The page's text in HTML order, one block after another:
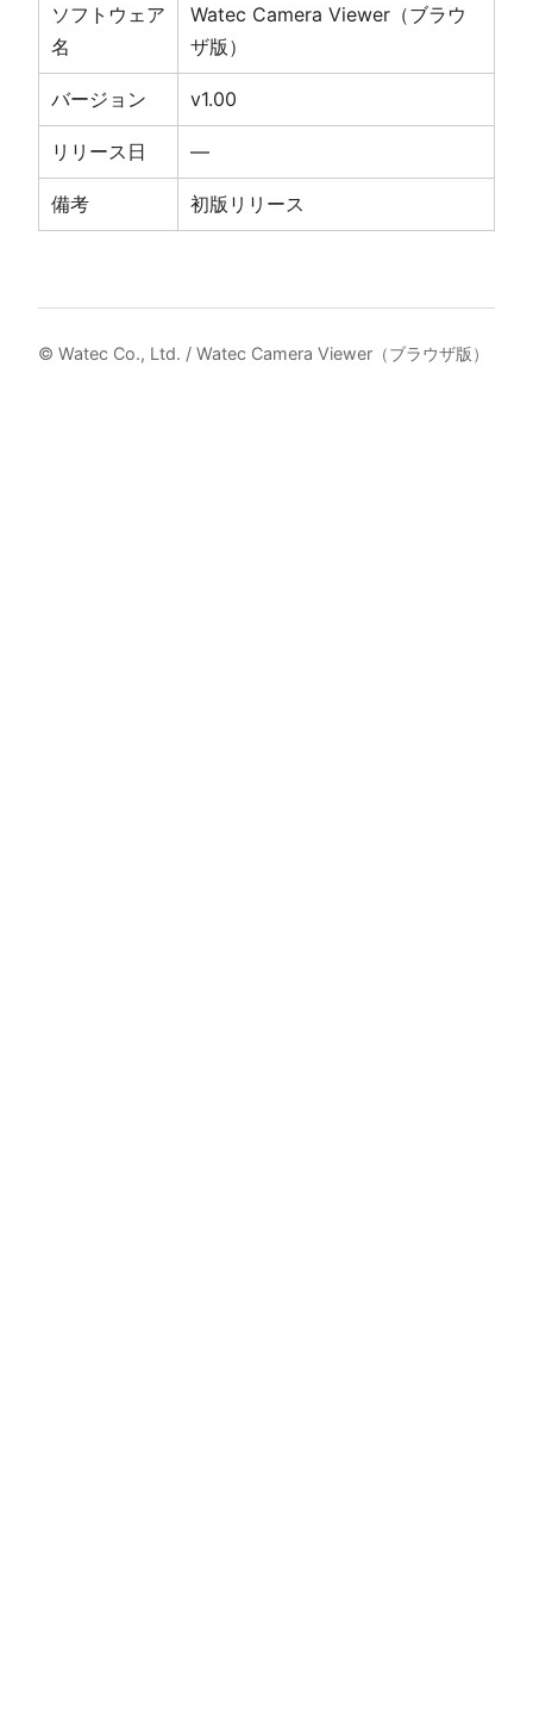
ソフトウェア
名
Watec Camera Viewer（ブラウ
ザ版）
バージョン v1.00
リリース日 —
備考 初版リリース
© Watec Co., Ltd. / Watec Camera Viewer（ブラウザ版）